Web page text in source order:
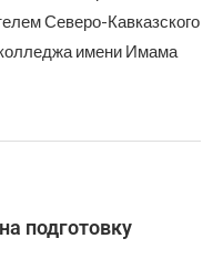
Северо-Кавказского
имени Имама
подготовку